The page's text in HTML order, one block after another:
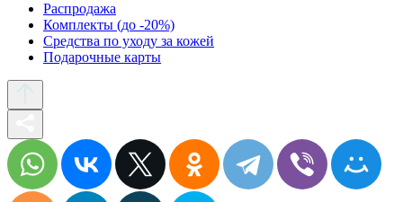
Распродажа
Комплекты (до -20%)
Средства по уходу за кожей
Подарочные карты